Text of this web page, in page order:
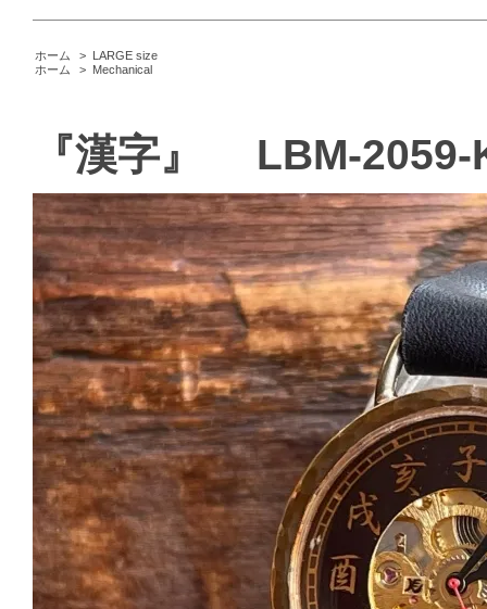
ホーム > LARGE size
ホーム
> Mechanical
『漢字』 LBM-2059-